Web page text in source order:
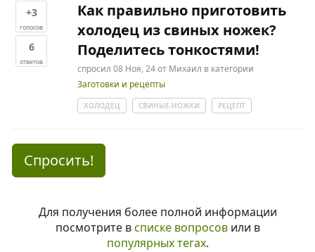
+3
голосов
6
ответов
Как правильно приготовить
холодец из свиных ножек?
Поделитесь тонкостями!
спросил 08 Ноя, 24от Михаил в категории
Заготовки и рецепты
ХОЛОДЕЦ СВИНЫЕ-НОЖКИ РЕЦЕПТ
Спросить!
Для получения более полной информации
посмотрите всписке вопросовили в
популярных тегах.